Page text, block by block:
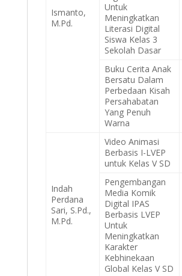
Ismanto,
M.Pd.
Untuk
Meningkatkan
Literasi Digital
Siswa Kelas 3
Sekolah Dasar
Buku Cerita Anak
Bersatu Dalam
Perbedaan Kisah
Persahabatan
Yang Penuh
Warna
Indah
Perdana
Sari, S.Pd.,
M.Pd.
Video Animasi
Berbasis I-LVEP
untuk Kelas V SD
Pengembangan
Media Komik
Digital IPAS
Berbasis LVEP
Untuk
Meningkatkan
Karakter
Kebhinekaan
Global Kelas V SD